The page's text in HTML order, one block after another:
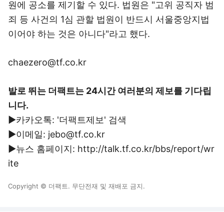
원에 공소를 제기할 수 있다. 법원은 "고위 공직자 범
죄 등 사건의 1심 관할 법원이 반드시 서울중앙지법
이어야 하는 것은 아니다"라고 했다.
chaezero@tf.co.kr
발로 뛰는 더팩트는 24시간 여러분의 제보를 기다립
니다.
▶카카오톡: '더팩트제보' 검색
▶이메일: jebo@tf.co.kr
▶뉴스 홈페이지: http://talk.tf.co.kr/bbs/report/wr
ite
Copyright © 더팩트. 무단전재 및 재배포 금지.